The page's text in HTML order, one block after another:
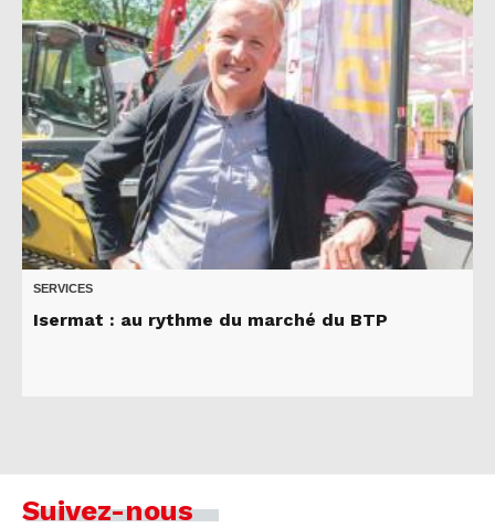
SERVICES
Isermat : au rythme du marché du BTP
Suivez-nous